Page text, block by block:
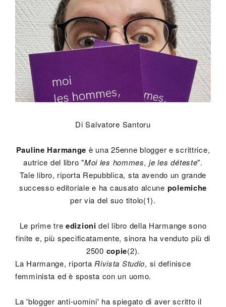
Di Salvatore Santoru
Pauline Harmange è una 25enne blogger e scrittrice,
autrice del libro "Moi les hommes, je les déteste".
Tale libro, riporta Repubblica, sta avendo un grande
successo editoriale e ha causato alcune polemiche
per via del suo titolo(1).
Le prime tre edizioni del libro della Harmange sono
finite e, più specificatamente, sinora ha venduto più di
2500 copie(2).
La Harmange, riporta Rivista Studio, si definisce
femminista ed è sposta con un uomo.
La 'blogger anti-uomini' ha spiegato di aver scritto il